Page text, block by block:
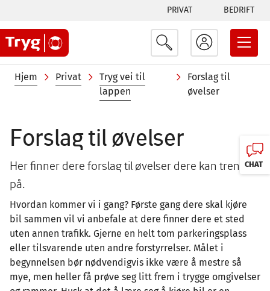
hovedinnhold
Tabs
menu
PRIVAT BEDRIFT
Navigasjonssti
Hjem Privat
Tryg vei til
lappen
Forslag til
øvelser
Forslag til øvelser
Her finner dere forslag til øvelser dere kan trene
på.
Hvordan kommer vi i gang? Første gang dere skal kjøre
bil sammen vil vi anbefale at dere finner dere et sted
uten annen trafikk. Gjerne en helt tom parkeringsplass
eller tilsvarende uten andre forstyrrelser. Målet i
begynnelsen bør nødvendigvis ikke være å mestre så
mye, men heller få prøve seg litt frem i trygge omgivelser
CHAT